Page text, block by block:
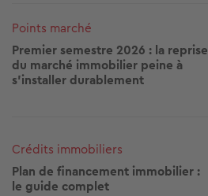
Points marché
Premier semestre 2026 : la reprise
du marché immobilier peine à
s'installer durablement
Crédits immobiliers
Plan de financement immobilier :
le guide complet